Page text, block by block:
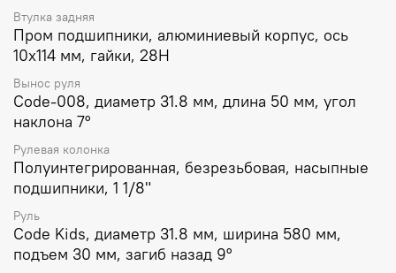
Втулка задняя
Пром подшипники, алюминиевый корпус, ось
10х114 мм, гайки, 28H
Вынос руля
Code-008, диаметр 31.8 мм, длина 50 мм, угол
наклона 7°
Рулевая колонка
Полуинтегрированная, безрезьбовая, насыпные
подшипники, 1 1/8"
Руль
Code Kids, диаметр 31.8 мм, ширина 580 мм,
подъем 30 мм, загиб назад 9°